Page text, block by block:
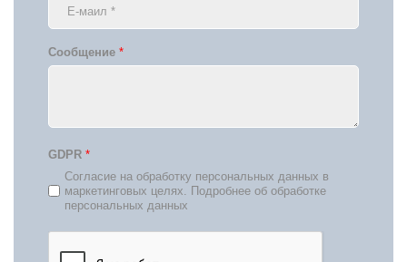
Сообщение *
GDPR *
Согласие на обработку персональных данных в
маркетинговых целях. Подробнее об обработке
персональных данных